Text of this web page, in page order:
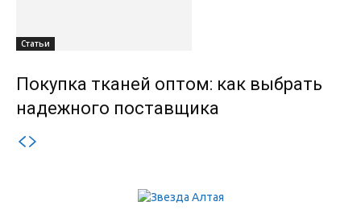
Статьи
Покупка тканей оптом: как выбрать
надежного поставщика